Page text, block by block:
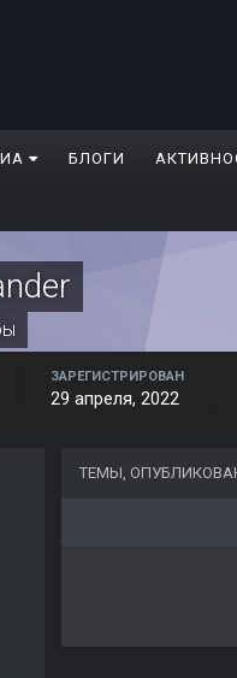
БЛОГИ
ЗАРЕГИСТРИРОВАН
29 апреля, 2022
ТЕМЫ,